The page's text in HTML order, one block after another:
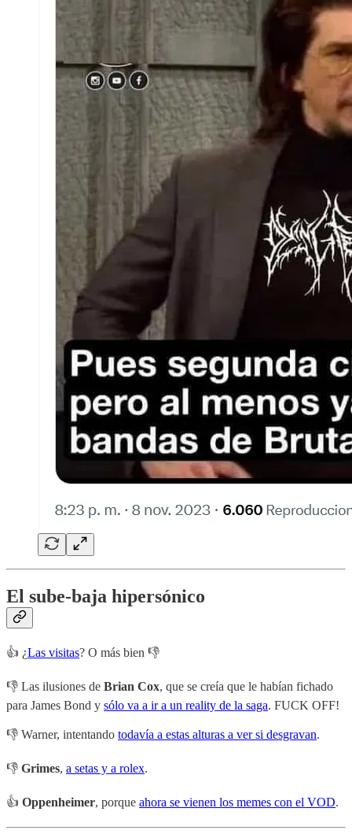
El sube-baja hipersónico
👍 ¿Las visitas? O más bien 👎
👎 Las ilusiones de Brian Cox, que se creía que le habían fichado
para James Bond y sólo va a ir a un reality de la saga. FUCK OFF!
👎 Warner, intentando todavía a estas alturas a ver si desgravan.
👎 Grimes, a setas y a rolex.
👍 Oppenheimer, porque ahora se vienen los memes con el VOD.